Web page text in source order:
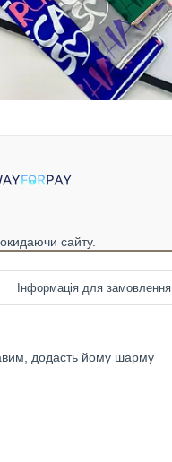
сайту.
Інформація для замовлення
додасть йому шарму